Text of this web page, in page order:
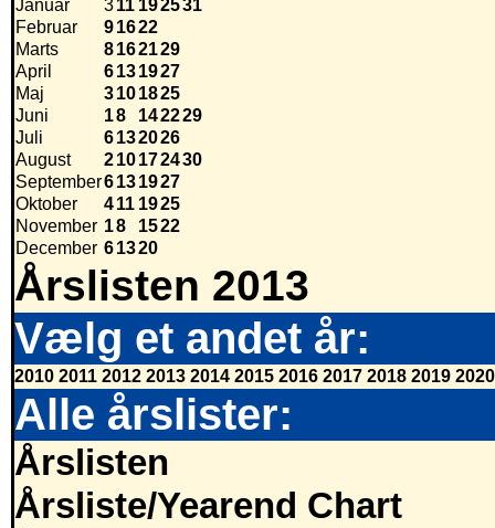
Januar 311 192531
Februar
91622
Marts
8162129
April
6131927
Maj
3101825
Juni
18 142229
Juli
6132026
August
210172430
September6131927
Oktober
411 1925
November 18 1522
December 61320
Årslisten 2013
Vælg et andet år:
2010 2011 2012 2013 2014 2015 2016 2017 2018 2019 2020
Alle årslister:
Årslisten
Årsliste/Yearend Chart